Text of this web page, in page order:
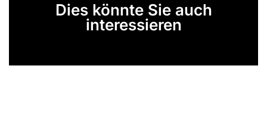
Dies könnte Sie auch
interessieren